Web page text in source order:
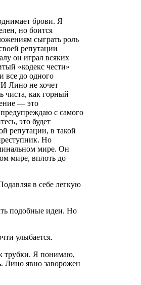
брови. Я
но боится
сыграть роль
репутации
он играл всяких
«кодекс чести»
все до одного
Лино не хочет
чиста, как горный
— это
с самого
это будет
репутации, в такой
Но
мире. Он
мире, вплоть до
в себе легкую
подобные идеи. Но
улыбается.
трубки. Я понимаю,
Лино явно заворожен